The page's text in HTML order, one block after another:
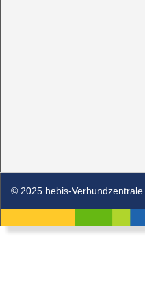
© 2025 hebis-Verbundzentrale